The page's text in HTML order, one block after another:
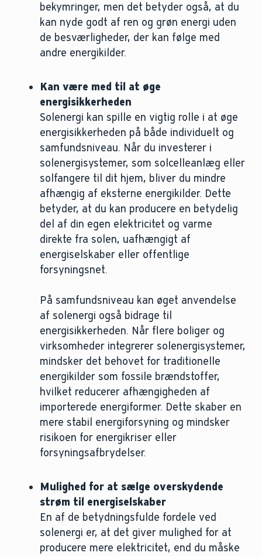
bekymringer, men det betyder også, at du
kan nyde godt af ren og grøn energi uden
de besværligheder, der kan følge med
andre energikilder.
Kan være med til at øge
energisikkerheden
Solenergi kan spille en vigtig rolle i at øge
energisikkerheden på både individuelt og
samfundsniveau. Når du investerer i
solenergisystemer, som solcelleanlæg eller
solfangere til dit hjem, bliver du mindre
afhængig af eksterne energikilder. Dette
betyder, at du kan producere en betydelig
del af din egen elektricitet og varme
direkte fra solen, uafhængigt af
energiselskaber eller offentlige
forsyningsnet.
På samfundsniveau kan øget anvendelse
af solenergi også bidrage til
energisikkerheden. Når flere boliger og
virksomheder integrerer solenergisystemer,
mindsker det behovet for traditionelle
energikilder som fossile brændstoffer,
hvilket reducerer afhængigheden af
importerede energiformer. Dette skaber en
mere stabil energiforsyning og mindsker
risikoen for energikriser eller
forsyningsafbrydelser.
Mulighed for at sælge overskydende
strøm til energiselskaber
En af de betydningsfulde fordele ved
solenergi er, at det giver mulighed for at
producere mere elektricitet, end du måske